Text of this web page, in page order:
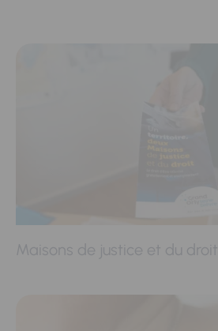
Maisons de justice et du droit